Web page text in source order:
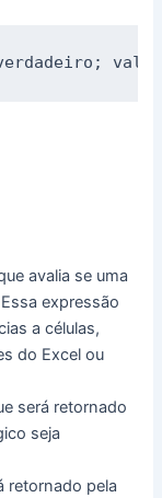
avalia se uma
expressão
a células,
do Excel ou
será retornado
seja
retornado pela